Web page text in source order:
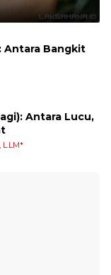
Antara Bangkit
Antara Lucu,
L.LM*